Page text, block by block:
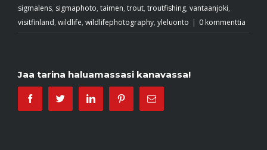
sigmalens, sigmaphoto, taimen, trout, troutfishing, vantaanjoki,
visitfinland, wildlife, wildlifephotography, yleluonto 0 kommenttia
Jaa tarina haluamassasi kanavassa!
FacebookTwitter Linkedin PinterestEmail